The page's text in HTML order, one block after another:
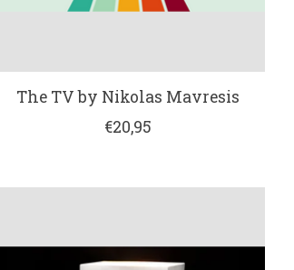
The TV by Nikolas Mavresis
€20,95